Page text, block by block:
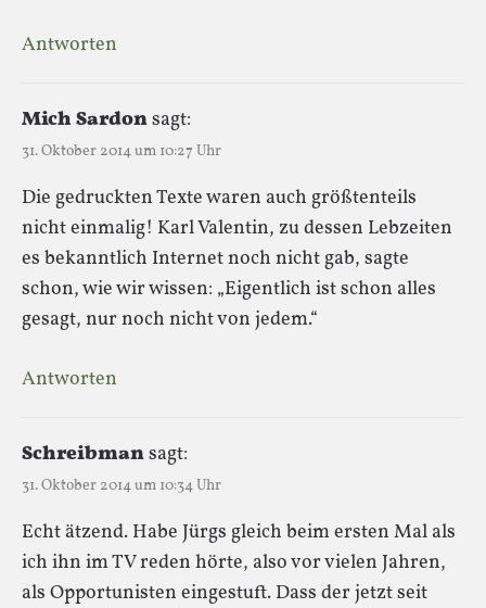
Antworten
Mich Sardonsagt:
31. Oktober 2014 um 10:27 Uhr
Die gedruckten Texte waren auch größtenteils
nicht einmalig! Karl Valentin, zu dessen Lebzeiten
es bekanntlich Internet noch nicht gab, sagte
schon, wie wir wissen: „Eigentlich ist schon alles
gesagt, nur noch nicht von jedem.“
Antworten
Schreibmansagt:
31. Oktober 2014 um 10:34 Uhr
Echt ätzend. Habe Jürgs gleich beim ersten Mal als
ich ihn im TV reden hörte, also vor vielen Jahren,
als Opportunisten eingestuft. Dass der jetzt seit